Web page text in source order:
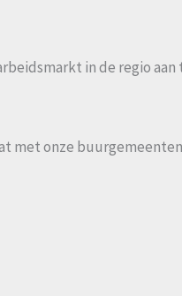
in de regio aan
met onze